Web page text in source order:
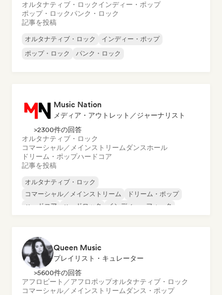
オルタナティブ・ロックインディー・ポップ
ポップ・ロックパンク・ロック
記事を投稿
オルタナティブ・ロック
インディー・ポップ
ポップ・ロック
パンク・ロック
Music Nation
メディア・アウトレット／ジャーナリスト
>2300件の回答
オルタナティブ・ロック
コマーシャル／メインストリーム ダンスホール
ドリーム・ポップハードコア
記事を投稿
オルタナティブ・ロック
コマーシャル／メインストリーム
ドリーム・ポップ
ハードコア
ハードロック
インディー・フォーク
Queen Music
プレイリスト・キュレーター
>5600件の回答
アフロビート／アフロポップオルタナティブ・ロック
コマーシャル／メインストリーム ダンス・ポップ